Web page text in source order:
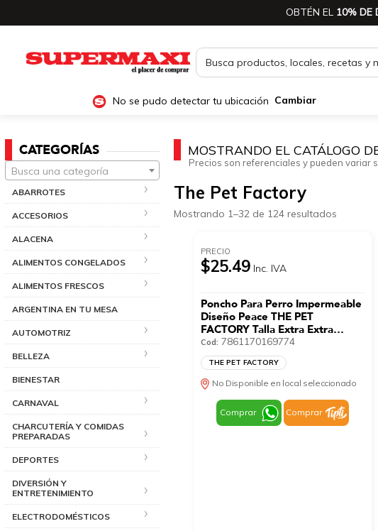
OBTÉN EL 10% DE
No se pudo detectar tu ubicación Cambiar
CATEGORÍAS
Busca una categoría
ABARROTES
ACCESORIOS
ALACENA
ALIMENTOS CONGELADOS
ALIMENTOS FRESCOS
ARGENTINA EN TU MESA
AUTOMOTRIZ
BELLEZA
BIENESTAR
CARNAVAL
CHARCUTERÍA Y COMIDAS
PREPARADAS
DEPORTES
DIVERSIÓN Y
ENTRETENIMIENTO
ELECTRODOMÉSTICOS
MOSTRANDO EL CATÁLOGO
Precios son referenciales y pueden variar
The Pet Factory
Mostrando 1–32 de 124 resultados
PRECIO
$25.49 Inc. IVA
Poncho Para Perro Impermeable
Diseño Peace THE PET
FACTORY Talla Extra Extra
Grande
Cod: 7861170169774
THE PET FACTORY
No Disponible en local seleccionado
Comprar Comprar